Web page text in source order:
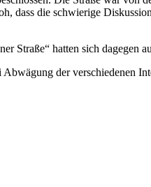
dass die schwierige
Straße“ hatten sich dagegen
der verschiedenen